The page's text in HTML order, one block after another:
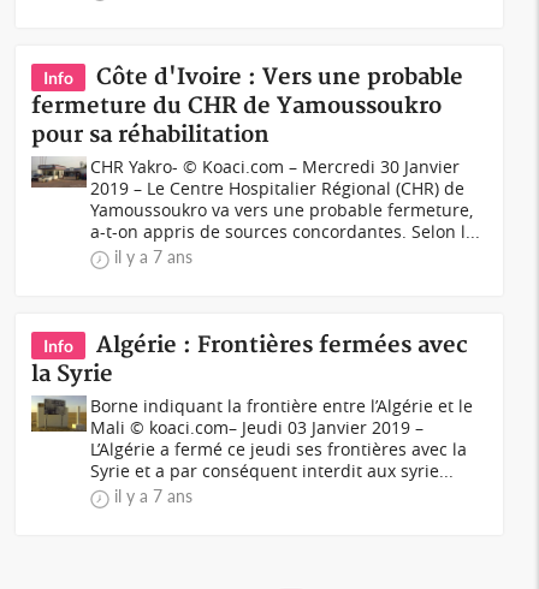
Info
Côte d'Ivoire : Vers une probable
fermeture du CHR de Yamoussoukro
pour sa réhabilitation
CHR Yakro- © Koaci.com – Mercredi 30 Janvier
2019 – Le Centre Hospitalier Régional (CHR) de
Yamoussoukro va vers une probable fermeture,
a-t-on appris de sources concordantes. Selon l...
il y a 7 ans
Info
Algérie : Frontières fermées avec
la Syrie
Borne indiquant la frontière entre l’Algérie et le
Mali © koaci.com– Jeudi 03 Janvier 2019 –
L’Algérie a fermé ce jeudi ses frontières avec la
Syrie et a par conséquent interdit aux syrie...
il y a 7 ans